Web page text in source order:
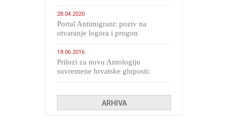
28.04.2020
Portal Antimigrant: poziv na
otvaranje logora i progon
18.06.2016
Prilozi za novu Antologiju
suvremene hrvatske gluposti:
ARHIVA